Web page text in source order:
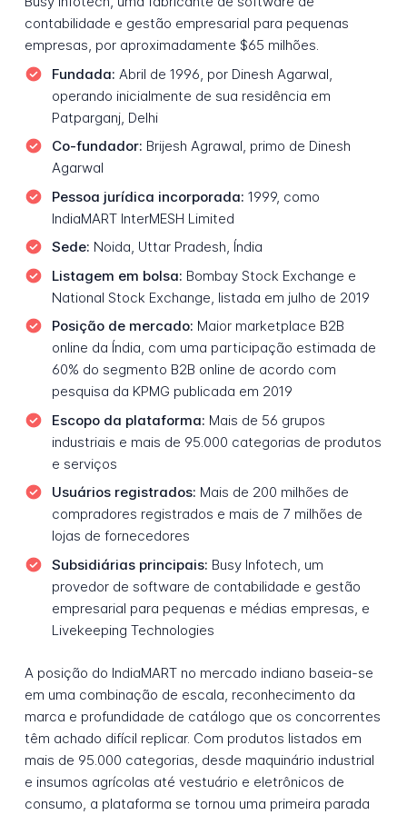
contabilidade e gestão empresarial para pequenas
empresas, por aproximadamente $65 milhões.
Fundada: Abril de 1996, por Dinesh Agarwal,
operando inicialmente de sua residência em
Patparganj, Delhi
Co-fundador: Brijesh Agrawal, primo de Dinesh
Agarwal
Pessoa jurídica incorporada: 1999, como
IndiaMART InterMESH Limited
Sede: Noida, Uttar Pradesh, Índia
Listagem em bolsa: Bombay Stock Exchange e
National Stock Exchange, listada em julho de 2019
Posição de mercado: Maior marketplace B2B
online da Índia, com uma participação estimada de
60% do segmento B2B online de acordo com
pesquisa da KPMG publicada em 2019
Escopo da plataforma: Mais de 56 grupos
industriais e mais de 95.000 categorias de produtos
e serviços
Usuários registrados: Mais de 200 milhões de
compradores registrados e mais de 7 milhões de
lojas de fornecedores
Subsidiárias principais: Busy Infotech, um
provedor de software de contabilidade e gestão
empresarial para pequenas e médias empresas, e
Livekeeping Technologies
A posição do IndiaMART no mercado indiano baseia-se
em uma combinação de escala, reconhecimento da
marca e profundidade de catálogo que os concorrentes
têm achado difícil replicar. Com produtos listados em
mais de 95.000 categorias, desde maquinário industrial
e insumos agrícolas até vestuário e eletrônicos de
consumo, a plataforma se tornou uma primeira parada